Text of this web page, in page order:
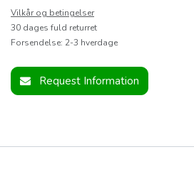
Vilkår og betingelser
30 dages fuld returret
Forsendelse: 2-3 hverdage
Request Information